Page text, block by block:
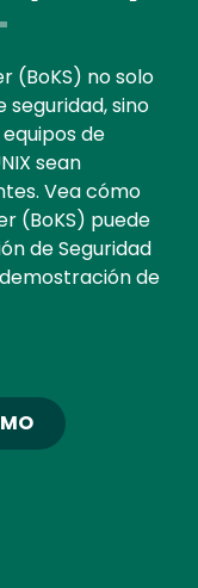
(BoKS) no solo
sino
de
sean
Vea cómo
(BoKS) puede
de Seguridad
de